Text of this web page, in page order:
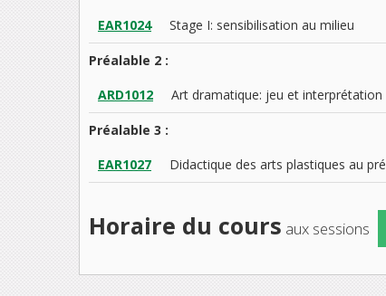
EAR1024
Stage I: sensibilisation au milieu
Préalable 2 :
ARD1012
Art dramatique: jeu et interprétation
Préalable 3 :
EAR1027
Didactique des arts plastiques au
Horaire du cours aux sessions